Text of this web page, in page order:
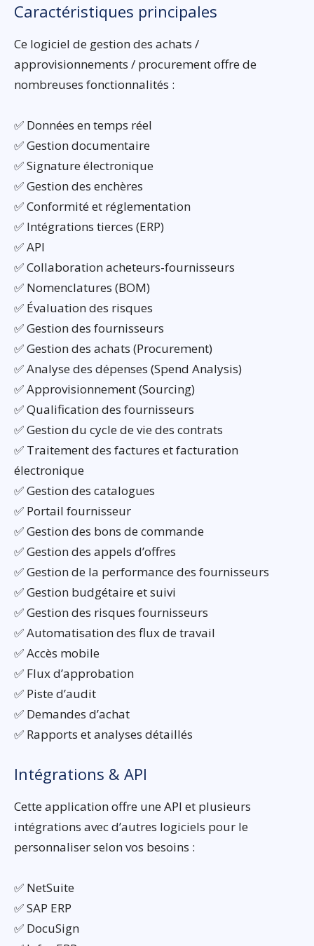
Caractéristiques principales
Ce logiciel de gestion des achats /
approvisionnements / procurement offre de
nombreuses fonctionnalités :
✅ Données en temps réel
✅ Gestion documentaire
✅ Signature électronique
✅ Gestion des enchères
✅ Conformité et réglementation
✅ Intégrations tierces (ERP)
✅ API
✅ Collaboration acheteurs-fournisseurs
✅ Nomenclatures (BOM)
✅ Évaluation des risques
✅ Gestion des fournisseurs
✅ Gestion des achats (Procurement)
✅ Analyse des dépenses (Spend Analysis)
✅ Approvisionnement (Sourcing)
✅ Qualification des fournisseurs
✅ Gestion du cycle de vie des contrats
✅ Traitement des factures et facturation
électronique
✅ Gestion des catalogues
✅ Portail fournisseur
✅ Gestion des bons de commande
✅ Gestion des appels d’offres
✅ Gestion de la performance des fournisseurs
✅ Gestion budgétaire et suivi
✅ Gestion des risques fournisseurs
✅ Automatisation des flux de travail
✅ Accès mobile
✅ Flux d’approbation
✅ Piste d’audit
✅ Demandes d’achat
✅ Rapports et analyses détaillés
Intégrations & API
Cette application offre une API et plusieurs
intégrations avec d’autres logiciels pour le
personnaliser selon vos besoins :
✅ NetSuite
✅ SAP ERP
✅ DocuSign